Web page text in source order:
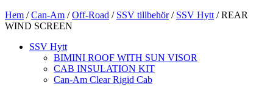
Hem /Can-Am /Off-Road / SSV tillbehör/ SSV Hytt / REAR
WIND SCREEN
SSV Hytt
BIMINI ROOF WITH SUN VISOR
CAB INSULATION KIT
Can-Am Clear Rigid Cab